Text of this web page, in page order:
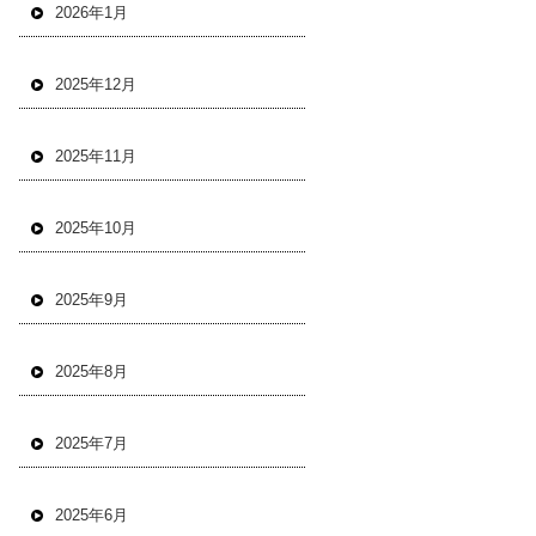
2026年1月
2025年12月
2025年11月
2025年10月
2025年9月
2025年8月
2025年7月
2025年6月